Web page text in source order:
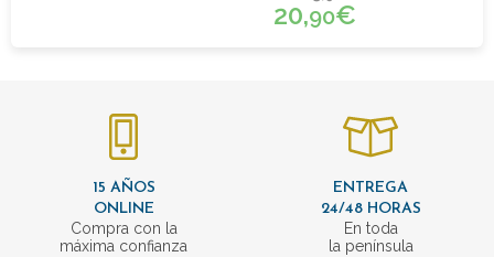
20,90€
15 AÑOS
ONLINE
Compra con la
máxima confianza
ENTREGA
24/48 HORAS
En toda
la península